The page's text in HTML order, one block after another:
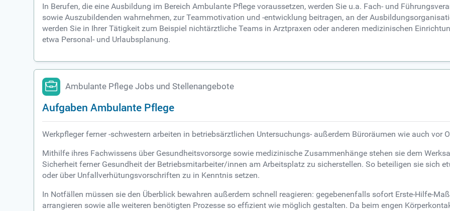
In Berufen, die eine Ausbildung im Bereich Ambulante Pflege voraussetzen, werden Sie u.a. Fach- und
sowie Auszubildenden wahrnehmen, zur Teammotivation und -entwicklung beitragen, an der
werden Sie in Ihrer Tätigkeit zum Beispiel nichtärztliche Teams in Arztpraxen oder anderen medizinischen
etwa Personal- und Urlaubsplanung.
Ambulante Pflege Jobs und Stellenangebote
Aufgaben Ambulante Pflege
Werkpfleger ferner -schwestern arbeiten in betriebsärztlichen Untersuchungs- außerdem Büroräumen wie auch vor
Mithilfe ihres Fachwissens über Gesundheitsvorsorge sowie medizinische Zusammenhänge stehen sie dem
Sicherheit ferner Gesundheit der Betriebsmitarbeiter/innen am Arbeitsplatz zu sicherstellen. So beteiligen sie sich
oder über Unfallverhütungsvorschriften zu in Kenntnis setzen.
In Notfällen müssen sie den Überblick bewahren außerdem schnell reagieren: gegebenenfalls sofort Erste-Hilfe-
arrangieren sowie alle weiteren benötigten Prozesse so effizient wie möglich gestalten. Da beim engen